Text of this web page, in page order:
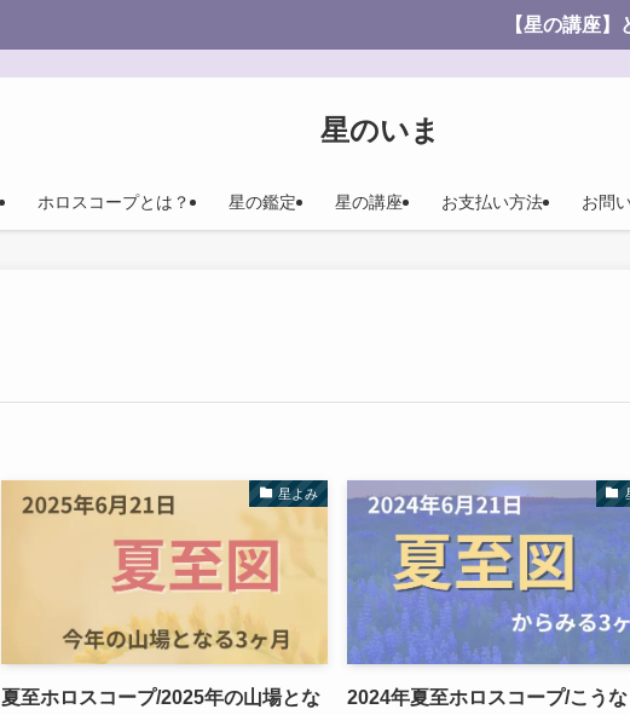
【星の講座】どこよりも安価
星のいま
ホロスコープとは？ 星の鑑定 星の講座 お支払い方法 お問
星よみ
夏至ホロスコープ/2025年の山場とな
2024年夏至ホロスコープ/こう